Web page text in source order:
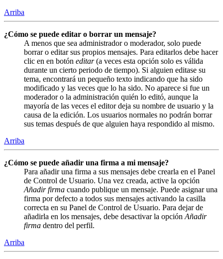
Arriba
¿Cómo se puede editar o borrar un mensaje?
A menos que sea administrador o moderador, solo puede
borrar o editar sus propios mensajes. Para editarlos debe hacer
clic en en botón editar(a veces esta opción solo es válida
durante un cierto periodo de tiempo). Si alguien editase su
tema, encontrará un pequeño texto indicando que ha sido
modificado y las veces que lo ha sido. No aparece si fue un
moderador o la administración quién lo editó, aunque la
mayoría de las veces el editor deja su nombre de usuario y la
causa de la edición. Los usuarios normales no podrán borrar
sus temas después de que alguien haya respondido al mismo.
Arriba
¿Cómo se puede añadir una firma a mi mensaje?
Para añadir una firma a sus mensajes debe crearla en el Panel
de Control de Usuario. Una vez creada, active la opción
Añadir firma cuando publique un mensaje. Puede asignar una
firma por defecto a todos sus mensajes activando la casilla
correcta en su Panel de Control de Usuario. Para dejar de
añadirla en los mensajes, debe desactivar la opción Añadir
firma dentro del perfil.
Arriba